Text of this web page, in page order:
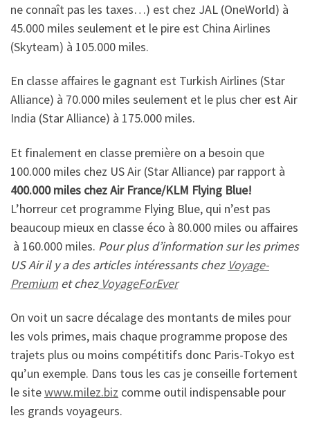
ne connaît pas les taxes…) est chez JAL (OneWorld) à
45.000 miles seulement et le pire est China Airlines
(Skyteam) à 105.000 miles.
En classe affaires le gagnant est Turkish Airlines (Star
Alliance) à 70.000 miles seulement et le plus cher est Air
India (Star Alliance) à 175.000 miles.
Et finalement en classe première on a besoin que
100.000 miles chez US Air (Star Alliance) par rapport à
400.000 miles chez Air France/KLM Flying Blue!
L’horreur cet programme Flying Blue, qui n’est pas
beaucoup mieux en classe éco à 80.000 miles ou affaires
à 160.000 miles. Pour plus d’information sur les primes
US Air il y a des articles intéressants chez Voyage-
Premium et chezVoyageForEver
On voit un sacre décalage des montants de miles pour
les vols primes, mais chaque programme propose des
trajets plus ou moins compétitifs donc Paris-Tokyo est
qu’un exemple. Dans tous les cas je conseille fortement
le sitewww.milez.biz comme outil indispensable pour
les grands voyageurs.